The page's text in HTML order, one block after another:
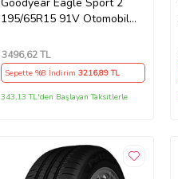
195/65R15 91V Otomobil
2025)
3496,62 TL
Sepette %8 İndirim 3216,89 TL
343,13 TL'den Başlayan Taksitlerle